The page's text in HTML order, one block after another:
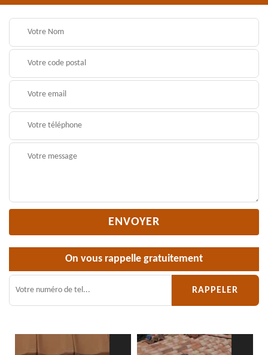
On vous rappelle gratuitement